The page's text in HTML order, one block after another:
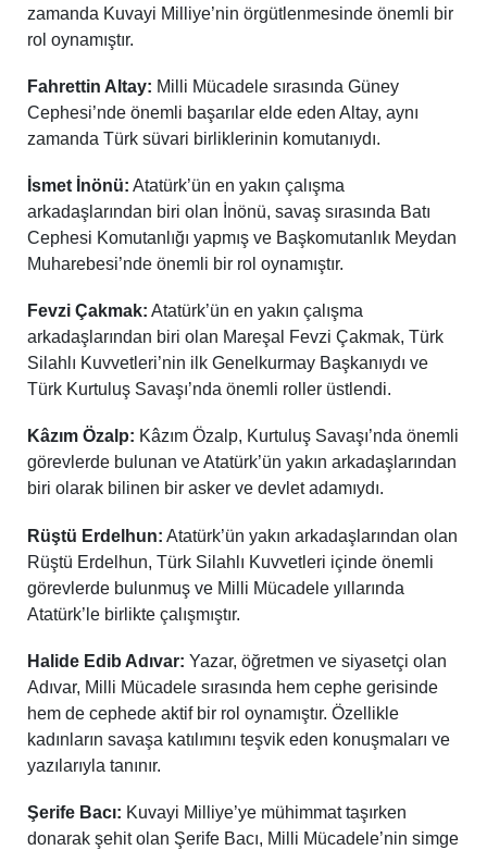
zamanda Kuvayi Milliye’nin örgütlenmesinde önemli bir
rol oynamıştır.
Fahrettin Altay: Milli Mücadele sırasında Güney
Cephesi’nde önemli başarılar elde eden Altay, aynı
zamanda Türk süvari birliklerinin komutanıydı.
İsmet İnönü: Atatürk’ün en yakın çalışma
arkadaşlarından biri olan İnönü, savaş sırasında Batı
Cephesi Komutanlığı yapmış ve Başkomutanlık Meydan
Muharebesi’nde önemli bir rol oynamıştır.
Fevzi Çakmak: Atatürk’ün en yakın çalışma
arkadaşlarından biri olan Mareşal Fevzi Çakmak, Türk
Silahlı Kuvvetleri’nin ilk Genelkurmay Başkanıydı ve
Türk Kurtuluş Savaşı’nda önemli roller üstlendi.
Kâzım Özalp: Kâzım Özalp, Kurtuluş Savaşı’nda önemli
görevlerde bulunan ve Atatürk’ün yakın arkadaşlarından
biri olarak bilinen bir asker ve devlet adamıydı.
Rüştü Erdelhun: Atatürk’ün yakın arkadaşlarından olan
Rüştü Erdelhun, Türk Silahlı Kuvvetleri içinde önemli
görevlerde bulunmuş ve Milli Mücadele yıllarında
Atatürk’le birlikte çalışmıştır.
Halide Edib Adıvar: Yazar, öğretmen ve siyasetçi olan
Adıvar, Milli Mücadele sırasında hem cephe gerisinde
hem de cephede aktif bir rol oynamıştır. Özellikle
kadınların savaşa katılımını teşvik eden konuşmaları ve
yazılarıyla tanınır.
Şerife Bacı: Kuvayi Milliye’ye mühimmat taşırken
donarak şehit olan Şerife Bacı, Milli Mücadele’nin simge